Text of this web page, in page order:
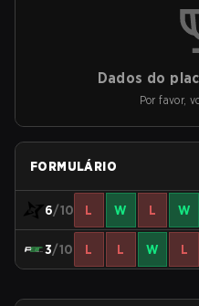
Dados do
Por favor,
FORMULÁRIO
6/10 L W L W
3/10 L L W L